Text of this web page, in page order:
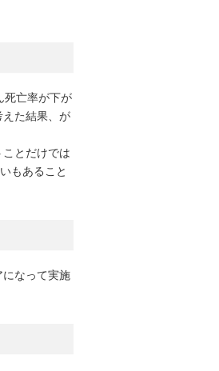
死亡率が下が
た結果、が
とだけでは
もあること
なって実施